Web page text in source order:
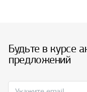
Будьте в курсе
предложений